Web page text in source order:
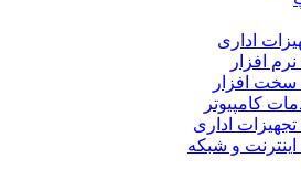
اداری
افزار
افزار
کامپیوتر
اداری
و شبکه